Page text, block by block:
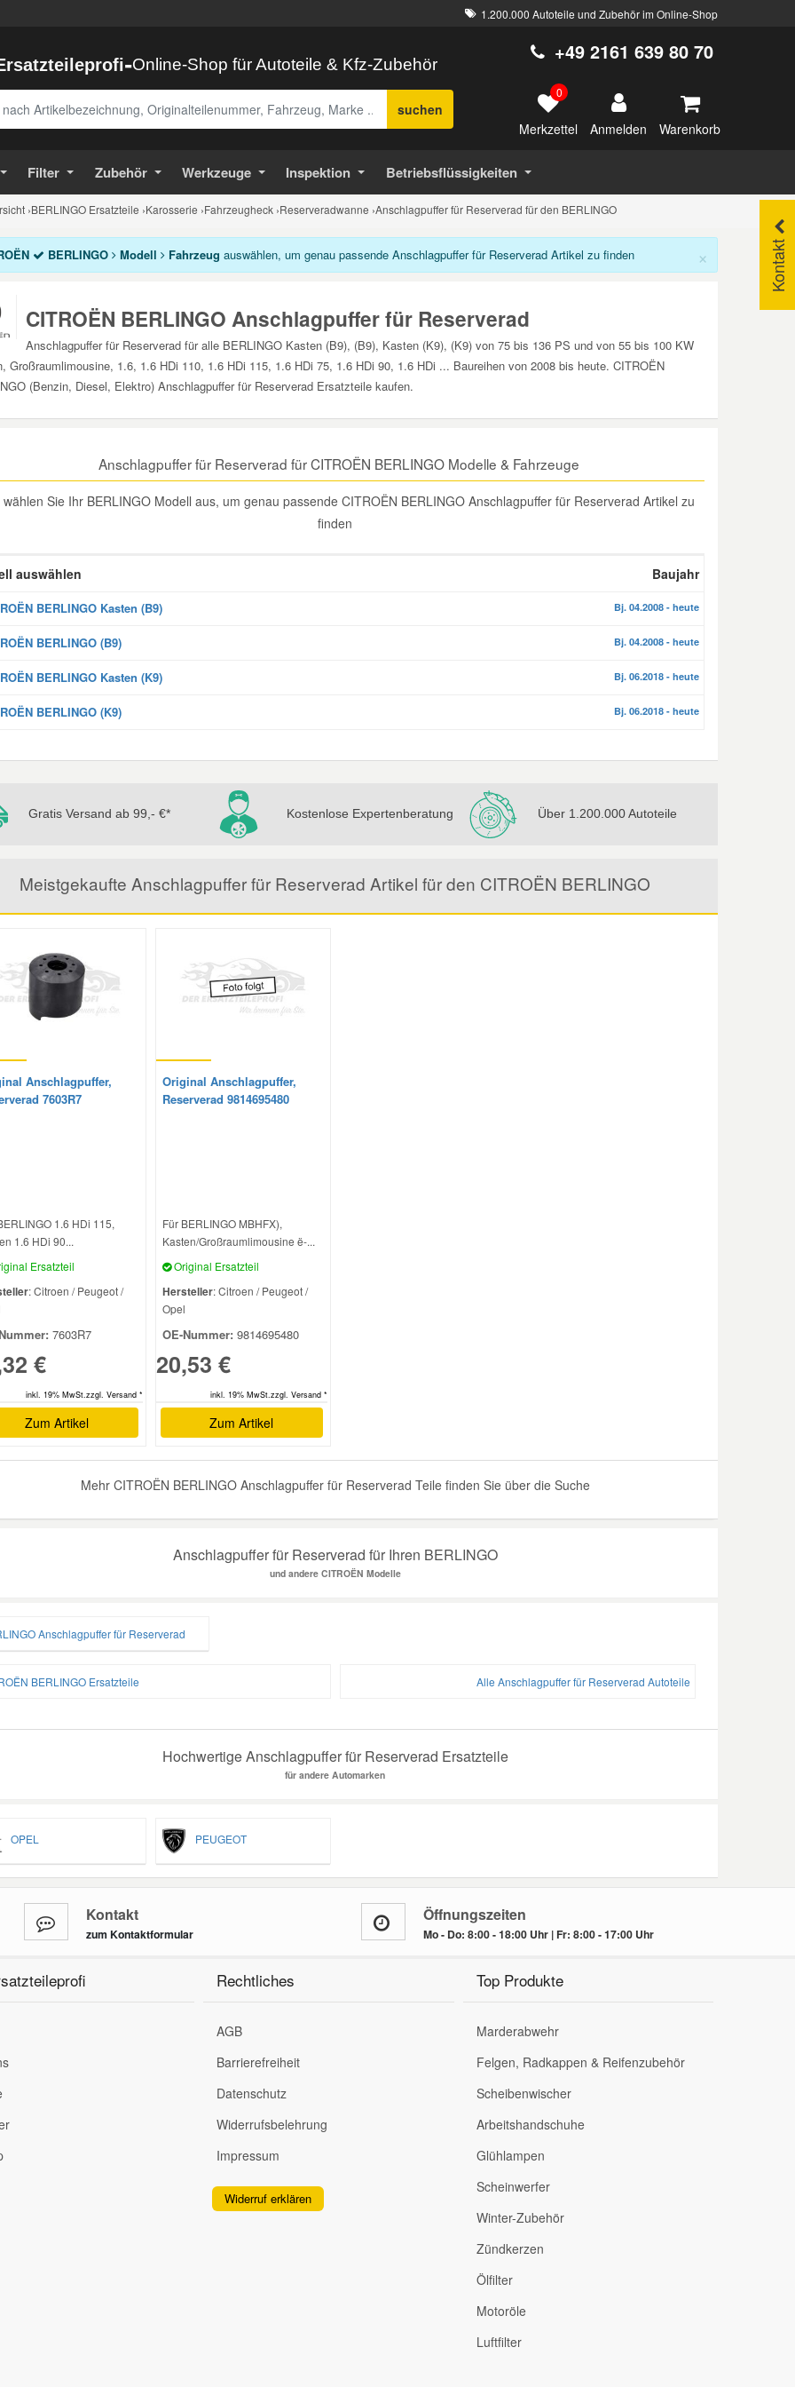
1.200.000 Autoteile und Zubehör im Online-Shop
-Online-Shop für Autoteile & Kfz-Zubehör
suchen
+49 2161 639 80 70
0
Merkzettel Anmelden Warenkorb
Filter Zubehör Werkzeuge Inspektion Betriebsflüssigkeiten
›BERLINGO Ersatzteile ›Karosserie ›Fahrzeugheck ›Reserveradwanne ›Anschlagpuffer für Reserverad für den BERLINGO
Kontakt
×
BERLINGO Modell Fahrzeug auswählen, um genau passende Anschlagpuffer für Reserverad Artikel zu finden
CITROËN BERLINGO Anschlagpuffer für Reserverad
Anschlagpuffer für Reserverad für alle BERLINGO Kasten (B9), (B9), Kasten (K9), (K9) von 75 bis 136 PS und von 55 bis 100 KW
Großraumlimousine, 1.6, 1.6 HDi 110, 1.6 HDi 115, 1.6 HDi 75, 1.6 HDi 90, 1.6 HDi ... Baureihen von 2008 bis heute. CITROËN
(Benzin, Diesel, Elektro) Anschlagpuffer für Reserverad Ersatzteile kaufen.
Anschlagpuffer für Reserverad für CITROËN BERLINGO Modelle & Fahrzeuge
wählen Sie Ihr BERLINGO Modell aus, um genau passende CITROËN BERLINGO Anschlagpuffer für Reserverad Artikel zu
finden
auswählen Baujahr
BERLINGO Kasten (B9) Bj. 04.2008 - heute
BERLINGO (B9) Bj. 04.2008 - heute
BERLINGO Kasten (K9) Bj. 06.2018 - heute
BERLINGO (K9) Bj. 06.2018 - heute
Gratis Versand ab 99,- €* Kostenlose Expertenberatung Über 1.200.000 Autoteile
Meistgekaufte Anschlagpuffer für Reserverad Artikel für den CITROËN BERLINGO
Anschlagpuffer,
7603R7
1.6 HDi 115,
1.6 HDi 90...
Ersatzteil
: Citroen / Peugeot /
7603R7
€
inkl. 19% MwSt.zzgl. Versand *
Zum Artikel
Original Anschlagpuffer,
Reserverad 9814695480
Für BERLINGO MBHFX),
Kasten/Großraumlimousine ë-...
Original Ersatzteil
Hersteller: Citroen / Peugeot /
Opel
OE-Nummer: 9814695480
20,53 €
inkl. 19% MwSt.zzgl. Versand *
Zum Artikel
Mehr CITROËN BERLINGO Anschlagpuffer für Reserverad Teile finden Sie über die Suche
Anschlagpuffer für Reserverad für Ihren BERLINGO
und andere CITROËN Modelle
Anschlagpuffer für Reserverad
BERLINGO Ersatzteile Alle Anschlagpuffer für Reserverad Autoteile
Hochwertige Anschlagpuffer für Reserverad Ersatzteile
für andere Automarken
OPEL PEUGEOT
Kontakt
zum Kontaktformular
Öffnungszeiten
Mo - Do: 8:00 - 18:00 Uhr | Fr: 8:00 - 17:00 Uhr
Rechtliches
AGB
Barrierefreiheit
Datenschutz
Widerrufsbelehrung
Impressum
Widerruf erklären
Top Produkte
Marderabwehr
Felgen, Radkappen & Reifenzubehör
Scheibenwischer
Arbeitshandschuhe
Glühlampen
Scheinwerfer
Winter-Zubehör
Zündkerzen
Ölfilter
Motoröle
Luftfilter